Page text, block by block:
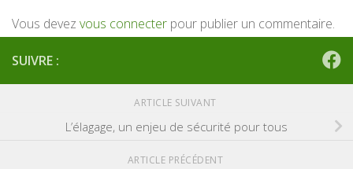
Vous devez vous connecter pour publier un commentaire.
SUIVRE :
ARTICLE SUIVANT
L’élagage, un enjeu de sécurité pour tous
ARTICLE PRÉCÉDENT